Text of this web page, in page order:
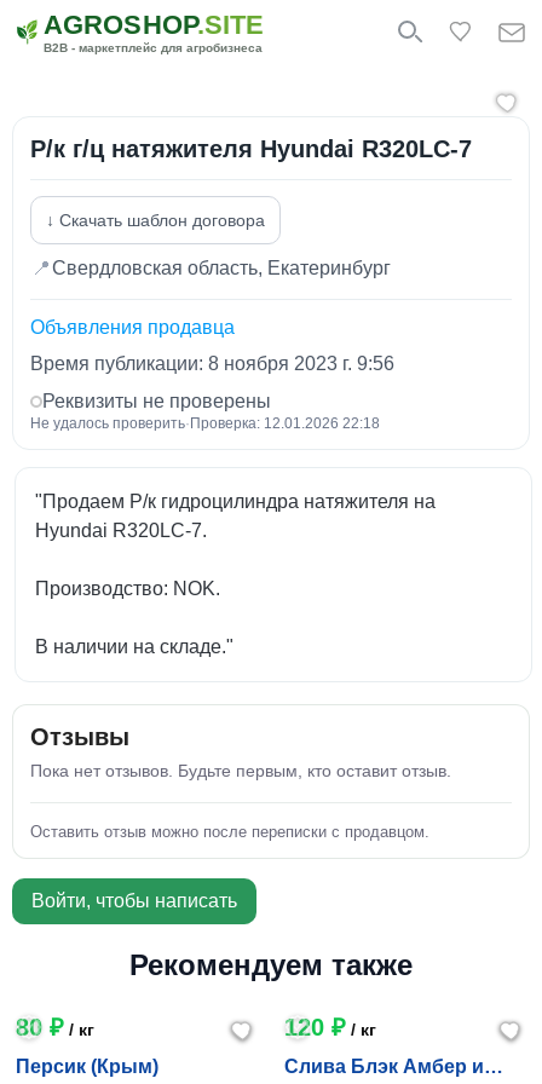
AGROSHOP.SITE
B2B - маркетплейс для агробизнеса
Р/к г/ц натяжителя Hyundai R320LC-7
↓ Скачать шаблон договора
📍Свердловская область, Екатеринбург
Объявления продавца
Время публикации: 8 ноября 2023 г. 9:56
Реквизиты не проверены
Не удалось проверить· Проверка: 12.01.2026 22:18
"Продаем Р/к гидроцилиндра натяжителя на
Hyundai R320LC-7.
Производство: NOK.
В наличии на складе."
Отзывы
Пока нет отзывов. Будьте первым, кто оставит отзыв.
Оставить отзыв можно после переписки с продавцом.
Войти, чтобы написать
Рекомендуем также
80 ₽ / кг
Персик (Крым)
120 ₽/ кг
Слива Блэк Амбер и